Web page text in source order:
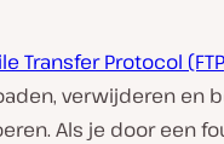
Transfer Protocol
verwijderen en
Als je door een